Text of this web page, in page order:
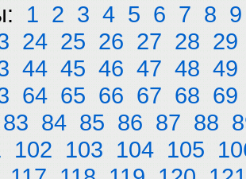
1 2 3 4 5 6 7 8 9
24 25 26 27 28 29
44 45 46 47 48 49
64 65 66 67 68 69
83 84 85 86 87 88
102 103 104 105